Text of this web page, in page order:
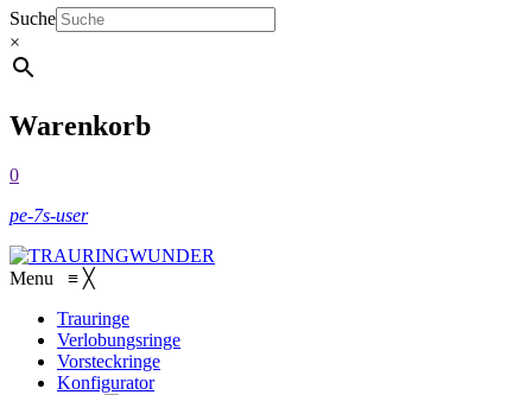
Suche
×
Warenkorb
0
pe-7s-user
Menu ≡ ╳
Trauringe
Verlobungsringe
Vorsteckringe
Konfigurator